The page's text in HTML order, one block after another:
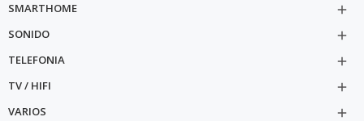
SMARTHOME

SONIDO

TELEFONIA

TV / HIFI

VARIOS
